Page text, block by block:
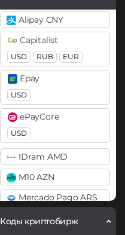
BEP20 BEP2
Bitcoin (BTC)
BTC BEP20
OP
ARB AVAXC
Bitcoin Cash (BCH)
Bitcoin SV (BSV)
BitTorrent (BTT)
Cardano (ADA)
Chainlink (LINK)
BEP20 ERC20
Compound (COMP)
Cosmos (ATOM)
Alipay CNY
Capitalist
USD RUB EUR
Epay
USD
ePayCore
USD
IDram AMD
M10 AZN
Mercado Pago ARS
MoneyGo
Коды криптобирж